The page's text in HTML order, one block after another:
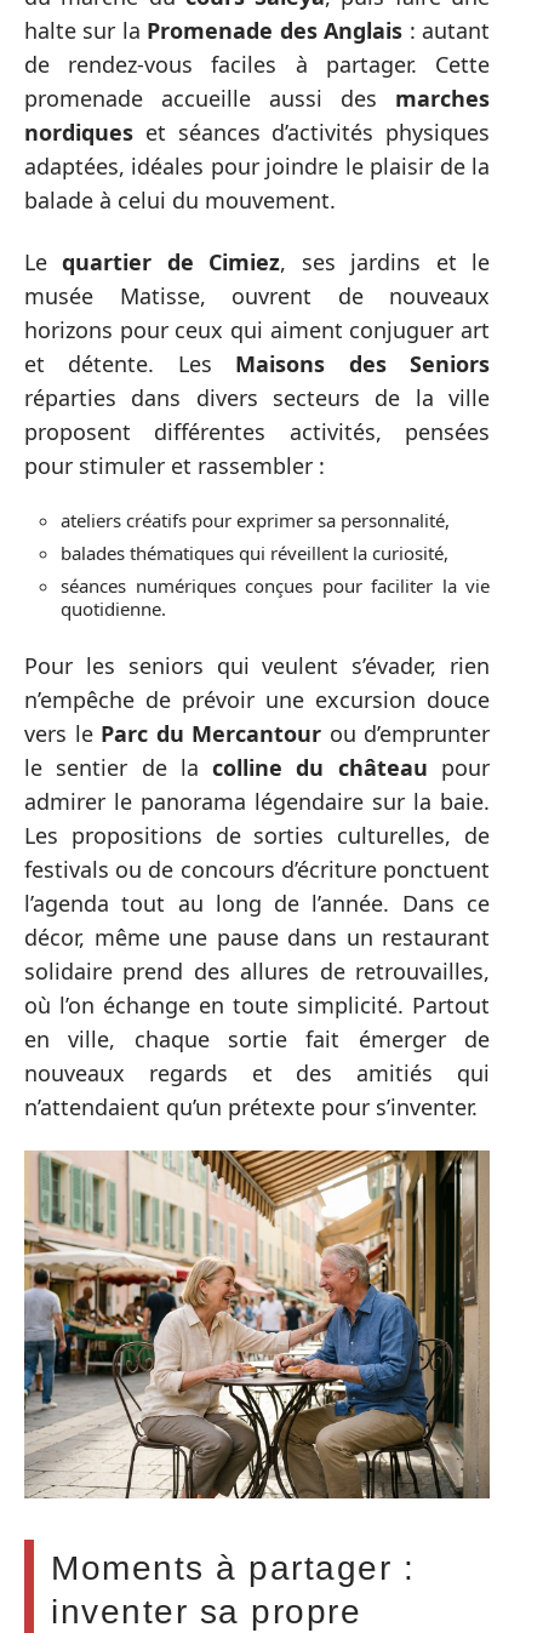
halte sur la Promenade des Anglais : autant
de rendez-vous faciles à partager. Cette
promenade accueille aussi des marches
nordiques et séances d’activités physiques
adaptées, idéales pour joindre le plaisir de la
balade à celui du mouvement.
Lequartier de Cimiez, ses jardins et le
musée Matisse, ouvrent de nouveaux
horizons pour ceux qui aiment conjuguer art
et détente. Les Maisons des Seniors
réparties dans divers secteurs de la ville
proposent différentes activités, pensées
pour stimuler et rassembler :
ateliers créatifs pour exprimer sa personnalité,
balades thématiques qui réveillent la curiosité,
séances numériques conçues pour faciliter la vie
quotidienne.
Pour les seniors qui veulent s’évader, rien
n’empêche de prévoir une excursion douce
vers le Parc du Mercantour ou d’emprunter
le sentier de lacolline du château pour
admirer le panorama légendaire sur la baie.
Les propositions de sorties culturelles, de
festivals ou de concours d’écriture ponctuent
l’agenda tout au long de l’année. Dans ce
décor, même une pause dans un restaurant
solidaire prend des allures de retrouvailles,
où l’on échange en toute simplicité. Partout
en ville, chaque sortie fait émerger de
nouveaux regards et des amitiés qui
n’attendaient qu’un prétexte pour s’inventer.
Moments à partager :
inventer sa propre